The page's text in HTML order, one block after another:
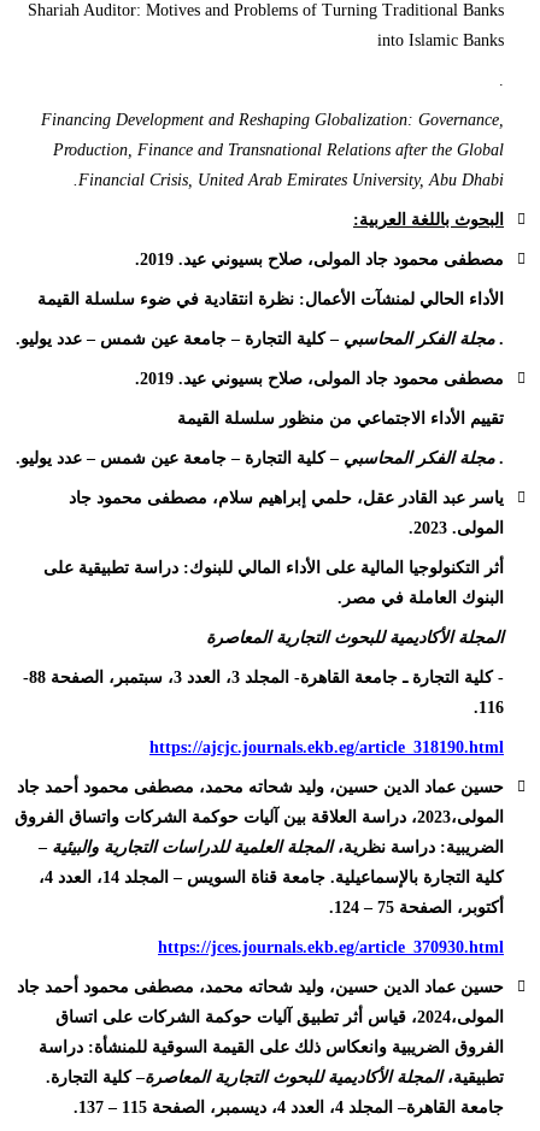
Shariah Auditor: Motives and Problems of Turning Traditional Banks
into Islamic Banks
.
Financing Development and Reshaping Globalization: Governance,
Production, Finance and Transnational Relations after the Global
Financial Crisis, United Arab Emirates University, Abu Dhabi.
البحوث باللغة العربية:
مصطفى محمود جاد المولى، صلاح بسيوني عيد. 2019.
الأداء الحالي لمنشآت الأعمال: نظرة انتقادية في ضوء سلسلة القيمة
.مجلة الفكر المحاسبي – كلية التجارة – جامعة عين شمس – عدد يوليو.
مصطفى محمود جاد المولى، صلاح بسيوني عيد. 2019.
تقييم الأداء الاجتماعي من منظور سلسلة القيمة
.مجلة الفكر المحاسبي – كلية التجارة – جامعة عين شمس – عدد يوليو.
ياسر عبد القادر عقل، حلمي إبراهيم سلام، مصطفى محمود جاد
المولى. 2023.
أثر التكنولوجيا المالية على الأداء المالي للبنوك: دراسة تطبيقية على
البنوك العاملة في مصر.
المجلة الأكاديمية للبحوث التجارية المعاصرة
- كلية التجارة ـ جامعة القاهرة- المجلد 3، العدد 3، سبتمبر، الصفحة 88-
116.
https://ajcjc.journals.ekb.eg/article_318190.html
حسين عماد الدين حسين، وليد شحاته محمد، مصطفى محمود أحمد جاد
المولى،2023، دراسة العلاقة بين آليات حوكمة الشركات واتساق الفروق
الضريبية: دراسة نظرية،المجلة العلمية للدراسات التجارية والبيئية –
كلية التجارة بالإسماعيلية. جامعة قناة السويس – المجلد 14، العدد 4،
أكتوبر، الصفحة 75 – 124.
https://jces.journals.ekb.eg/article_370930.html
حسين عماد الدين حسين، وليد شحاته محمد، مصطفى محمود أحمد جاد
المولى،2024، قياس أثر تطبيق آليات حوكمة الشركات على اتساق
الفروق الضريبية وانعكاس ذلك على القيمة السوقية للمنشأة: دراسة
تطبيقية،المجلة الأكاديمية للبحوث التجارية المعاصرة– كلية التجارة.
جامعة القاهرة– المجلد 4، العدد 4، ديسمبر، الصفحة 115 – 137.